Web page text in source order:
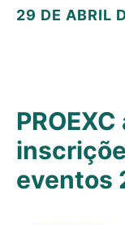
29 DE ABRIL
eventos